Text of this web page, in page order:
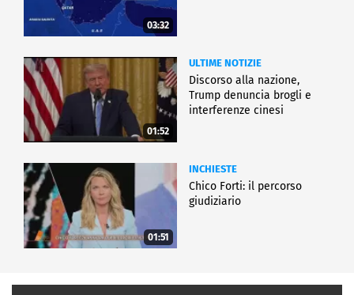
03:32
01:52
ULTIME NOTIZIE
Discorso alla nazione,
Trump denuncia brogli e
interferenze cinesi
01:51
INCHIESTE
Chico Forti: il percorso
giudiziario